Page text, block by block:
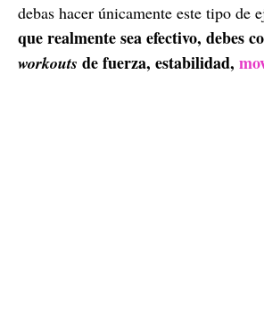
debas hacer únicamente este tipo de
que realmente sea efectivo, debes
workouts de fuerza, estabilidad,